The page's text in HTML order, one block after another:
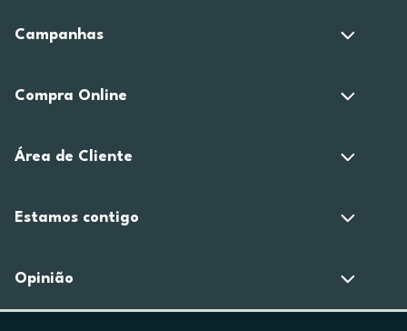
Campanhas
Compra Online
Área de Cliente
Estamos contigo
Opinião